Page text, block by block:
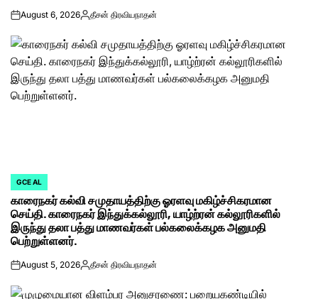
onAugust 6, 2026Posted
தீசன் திரவியநாதன்
POSTED
IN
GCE AL
காரைநகர் கல்வி சமுதாயத்திற்கு ஓரளவு மகிழ்ச்சிகரமான
செய்தி. காரைநகர் இந்துக்கல்லூரி, யாழ்ற்ரன் கல்லூரிகளில்
இருந்து தலா பத்து மாணவர்கள் பல்கலைக்கழக அனுமதி
பெற்றுள்ளனர்.
onAugust 5, 2026Posted
தீசன் திரவியநாதன்